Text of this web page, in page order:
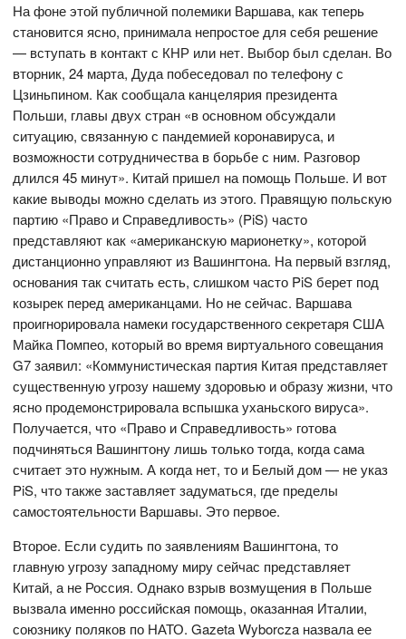
На фоне этой публичной полемики Варшава, как теперь
становится ясно, принимала непростое для себя решение
— вступать в контакт с КНР или нет. Выбор был сделан. Во
вторник, 24 марта, Дуда побеседовал по телефону с
Цзиньпином. Как сообщала канцелярия президента
Польши, главы двух стран «в основном обсуждали
ситуацию, связанную с пандемией коронавируса, и
возможности сотрудничества в борьбе с ним. Разговор
длился 45 минут». Китай пришел на помощь Польше. И вот
какие выводы можно сделать из этого. Правящую польскую
партию «Право и Справедливость» (PiS) часто
представляют как «американскую марионетку», которой
дистанционно управляют из Вашингтона. На первый взгляд,
основания так считать есть, слишком часто PiS берет под
козырек перед американцами. Но не сейчас. Варшава
проигнорировала намеки государственного секретаря США
Майка Помпео, который во время виртуального совещания
G7 заявил: «Коммунистическая партия Китая представляет
существенную угрозу нашему здоровью и образу жизни, что
ясно продемонстрировала вспышка уханьского вируса».
Получается, что «Право и Справедливость» готова
подчиняться Вашингтону лишь только тогда, когда сама
считает это нужным. А когда нет, то и Белый дом — не указ
PiS, что также заставляет задуматься, где пределы
самостоятельности Варшавы. Это первое.
Второе. Если судить по заявлениям Вашингтона, то
главную угрозу западному миру сейчас представляет
Китай, а не Россия. Однако взрыв возмущения в Польше
вызвала именно российская помощь, оказанная Италии,
союзнику поляков по НАТО. Gazeta Wyborcza назвала ее